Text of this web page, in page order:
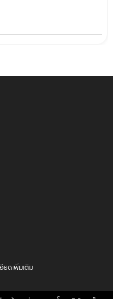
ยดเพิ่มเติม